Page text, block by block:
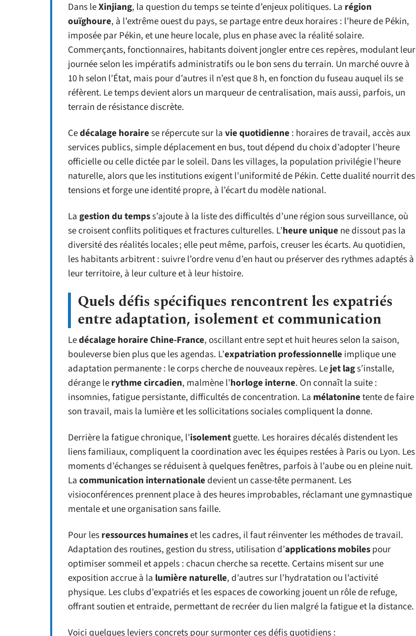
Dans leXinjiang, la question du temps se teinte d’enjeux politiques. La région
ouïghoure, à l’extrême ouest du pays, se partage entre deux horaires : l’heure de Pékin,
imposée par Pékin, et une heure locale, plus en phase avec la réalité solaire.
Commerçants, fonctionnaires, habitants doivent jongler entre ces repères, modulant leur
journée selon les impératifs administratifs ou le bon sens du terrain. Un marché ouvre à
10 h selon l’État, mais pour d’autres il n’est que 8 h, en fonction du fuseau auquel ils se
réfèrent. Le temps devient alors un marqueur de centralisation, mais aussi, parfois, un
terrain de résistance discrète.
Cedécalage horairese répercute sur lavie quotidienne : horaires de travail, accès aux
services publics, simple déplacement en bus, tout dépend du choix d’adopter l’heure
officielle ou celle dictée par le soleil. Dans les villages, la population privilégie l’heure
naturelle, alors que les institutions exigent l’uniformité de Pékin. Cette dualité nourrit des
tensions et forge une identité propre, à l’écart du modèle national.
Lagestion du tempss’ajoute à la liste des difficultés d’une région sous surveillance, où
se croisent conflits politiques et fractures culturelles. L’heure unique ne dissout pas la
diversité des réalités locales ; elle peut même, parfois, creuser les écarts. Au quotidien,
les habitants arbitrent : suivre l’ordre venu d’en haut ou préserver des rythmes adaptés à
leur territoire, à leur culture et à leur histoire.
Quels défis spécifiques rencontrent les expatriés
entre adaptation, isolement et communication
Ledécalage horaire Chine-France, oscillant entre sept et huit heures selon la saison,
bouleverse bien plus que les agendas. L’expatriation professionnelle implique une
adaptation permanente : le corps cherche de nouveaux repères. Lejet lags’installe,
dérange lerythme circadien, malmène l’horloge interne. On connaît la suite :
insomnies, fatigue persistante, difficultés de concentration. La mélatoninetente de faire
son travail, mais la lumière et les sollicitations sociales compliquent la donne.
Derrière la fatigue chronique, l’isolementguette. Les horaires décalés distendent les
liens familiaux, compliquent la coordination avec les équipes restées à Paris ou Lyon. Les
moments d’échanges se réduisent à quelques fenêtres, parfois à l’aube ou en pleine nuit.
Lacommunication internationale devient un casse-tête permanent. Les
visioconférences prennent place à des heures improbables, réclamant une gymnastique
mentale et une organisation sans faille.
Pour lesressources humaineset les cadres, il faut réinventer les méthodes de travail.
Adaptation des routines, gestion du stress, utilisation d’applications mobilespour
optimiser sommeil et appels : chacun cherche sa recette. Certains misent sur une
exposition accrue à la lumière naturelle, d’autres sur l’hydratation ou l’activité
physique. Les clubs d’expatriés et les espaces de coworking jouent un rôle de refuge,
offrant soutien et entraide, permettant de recréer du lien malgré la fatigue et la distance.
Voici quelques leviers concrets pour surmonter ces défis quotidiens :